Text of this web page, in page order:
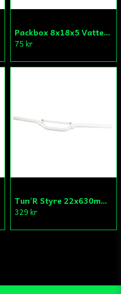
Packbox 8x18x5 Vattenpump Aprilia/Derbi/Gilera (original)
75 kr
Tun'R Styre 22x630mm Vit
329 kr